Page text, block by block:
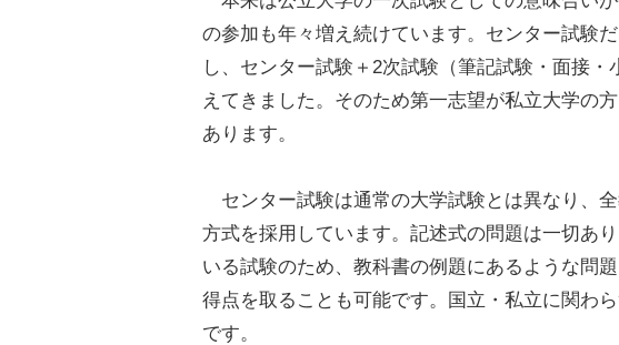
の参加も年々増え続けています。センター試験
し、センター試験＋2次試験（筆記試験・面接
えてきました。そのため第一志望が私立大学の
あります。
センター試験は通常の大学試験とは異なり、
方式を採用しています。記述式の問題は一切あ
いる試験のため、教科書の例題にあるような問
得点を取ることも可能です。国立・私立に関わ
です。